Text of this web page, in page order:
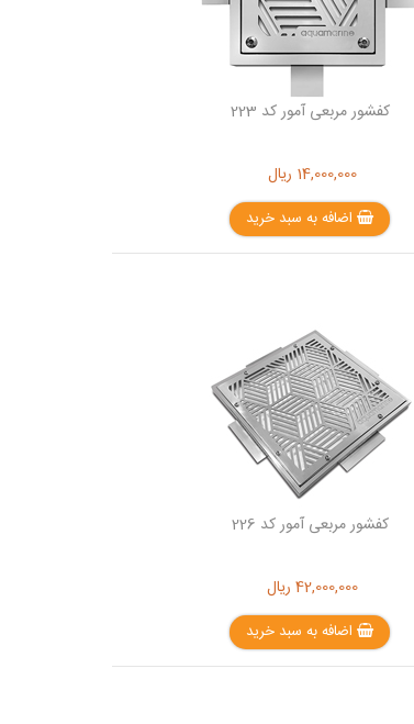
کفشور مربعی آمور کد 223
14,000,000 ریال
اضافه به سبد خرید
کفشور مربعی آمور کد 226
42,000,000 ریال
اضافه به سبد خرید